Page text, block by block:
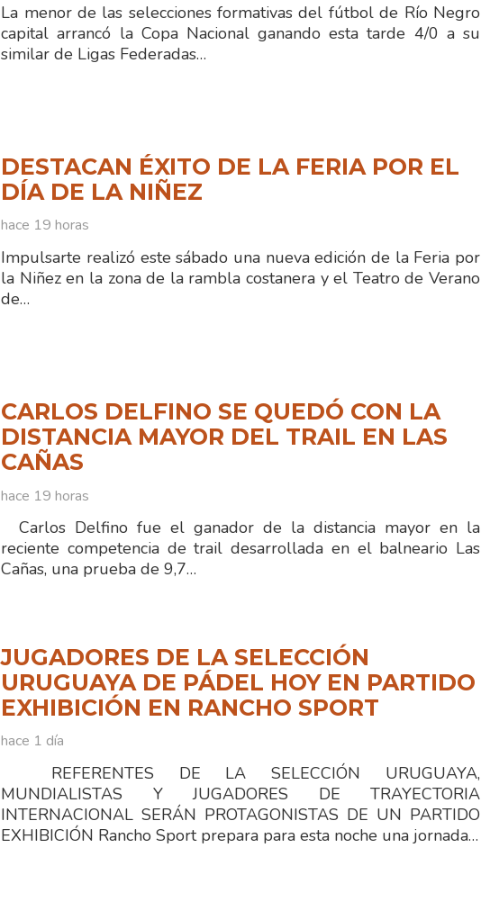
La menor de las selecciones formativas del fútbol de Río Negro
capital arrancó la Copa Nacional ganando esta tarde 4/0 a su
similar de Ligas Federadas…
DESTACAN ÉXITO DE LA FERIA POR EL
DÍA DE LA NIÑEZ
hace 19 horas
Impulsarte realizó este sábado una nueva edición de la Feria por
la Niñez en la zona de la rambla costanera y el Teatro de Verano
de…
CARLOS DELFINO SE QUEDÓ CON LA
DISTANCIA MAYOR DEL TRAIL EN LAS
CAÑAS
hace 19 horas
Carlos Delfino fue el ganador de la distancia mayor en la
reciente competencia de trail desarrollada en el balneario Las
Cañas, una prueba de 9,7…
JUGADORES DE LA SELECCIÓN
URUGUAYA DE PÁDEL HOY EN PARTIDO
EXHIBICIÓN EN RANCHO SPORT
hace 1 día
REFERENTES DE LA SELECCIÓN URUGUAYA,
MUNDIALISTAS Y JUGADORES DE TRAYECTORIA
INTERNACIONAL SERÁN PROTAGONISTAS DE UN PARTIDO
EXHIBICIÓN Rancho Sport prepara para esta noche una jornada…